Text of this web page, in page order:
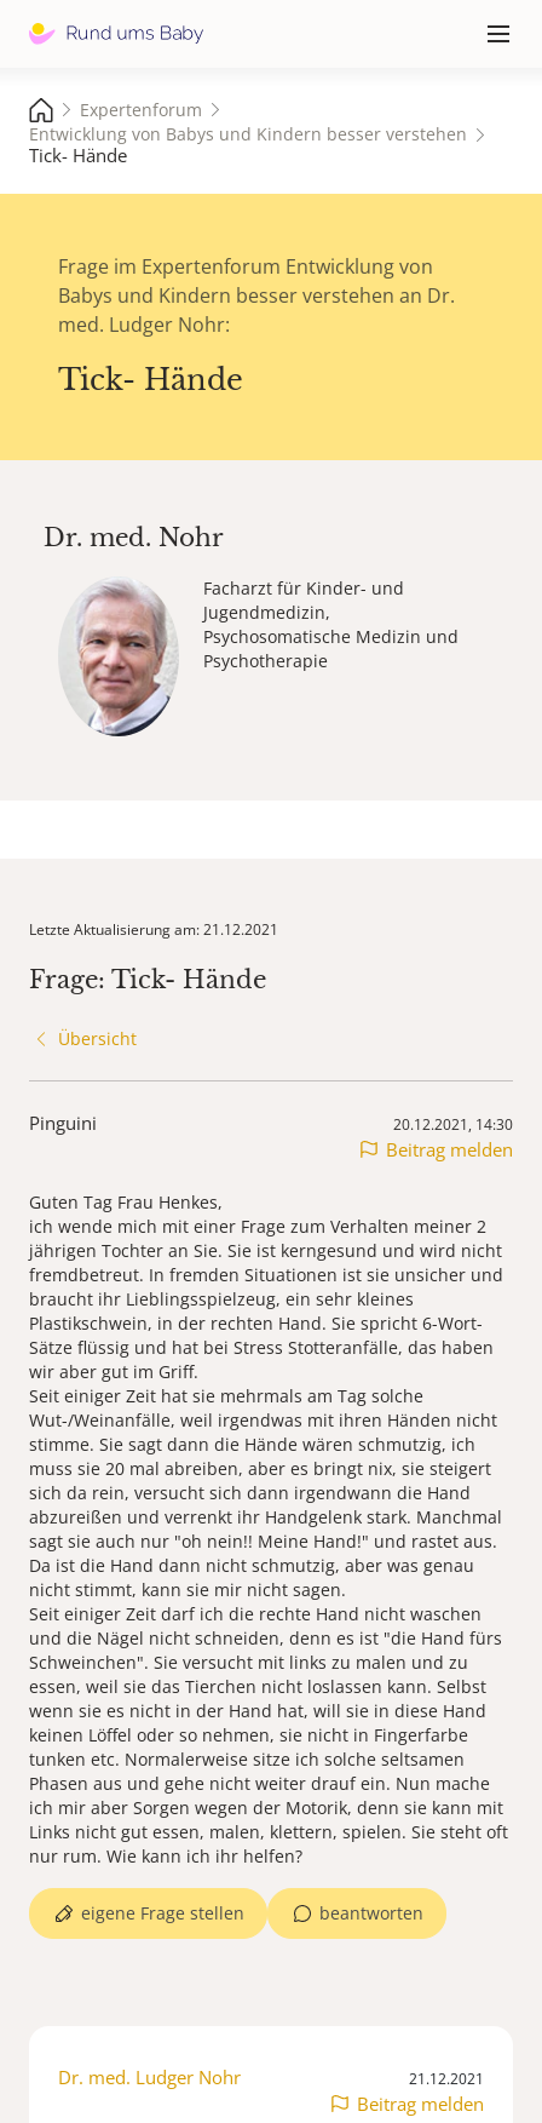
≡
Expertenforum
Entwicklung von Babys und Kindern besser verstehen
Tick- Hände
Frage im Expertenforum Entwicklung von
Babys und Kindern besser verstehen an Dr.
med. Ludger Nohr:
Tick- Hände
Dr. med. Nohr
Facharzt für Kinder- und
Jugendmedizin,
Psychosomatische Medizin und
Psychotherapie
Letzte Aktualisierung am: 21.12.2021
Frage: Tick- Hände
Übersicht
Pinguini 20.12.2021, 14:30
Beitrag melden
Guten Tag Frau Henkes,
ich wende mich mit einer Frage zum Verhalten meiner 2
jährigen Tochter an Sie. Sie ist kerngesund und wird nicht
fremdbetreut. In fremden Situationen ist sie unsicher und
braucht ihr Lieblingsspielzeug, ein sehr kleines
Plastikschwein, in der rechten Hand. Sie spricht 6-Wort-
Sätze flüssig und hat bei Stress Stotteranfälle, das haben
wir aber gut im Griff.
Seit einiger Zeit hat sie mehrmals am Tag solche
Wut-/Weinanfälle, weil irgendwas mit ihren Händen nicht
stimme. Sie sagt dann die Hände wären schmutzig, ich
muss sie 20 mal abreiben, aber es bringt nix, sie steigert
sich da rein, versucht sich dann irgendwann die Hand
abzureißen und verrenkt ihr Handgelenk stark. Manchmal
sagt sie auch nur "oh nein!! Meine Hand!" und rastet aus.
Da ist die Hand dann nicht schmutzig, aber was genau
nicht stimmt, kann sie mir nicht sagen.
Seit einiger Zeit darf ich die rechte Hand nicht waschen
und die Nägel nicht schneiden, denn es ist "die Hand fürs
Schweinchen". Sie versucht mit links zu malen und zu
essen, weil sie das Tierchen nicht loslassen kann. Selbst
wenn sie es nicht in der Hand hat, will sie in diese Hand
keinen Löffel oder so nehmen, sie nicht in Fingerfarbe
tunken etc. Normalerweise sitze ich solche seltsamen
Phasen aus und gehe nicht weiter drauf ein. Nun mache
ich mir aber Sorgen wegen der Motorik, denn sie kann mit
Links nicht gut essen, malen, klettern, spielen. Sie steht oft
nur rum. Wie kann ich ihr helfen?
beantworten
eigene Frage stellen
Dr. med. Ludger Nohr 21.12.2021
Beitrag melden